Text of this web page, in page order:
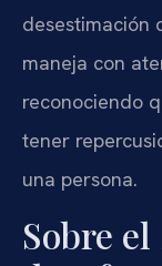
desestimación
maneja con
reconociendo
tener
una persona.
Sobre